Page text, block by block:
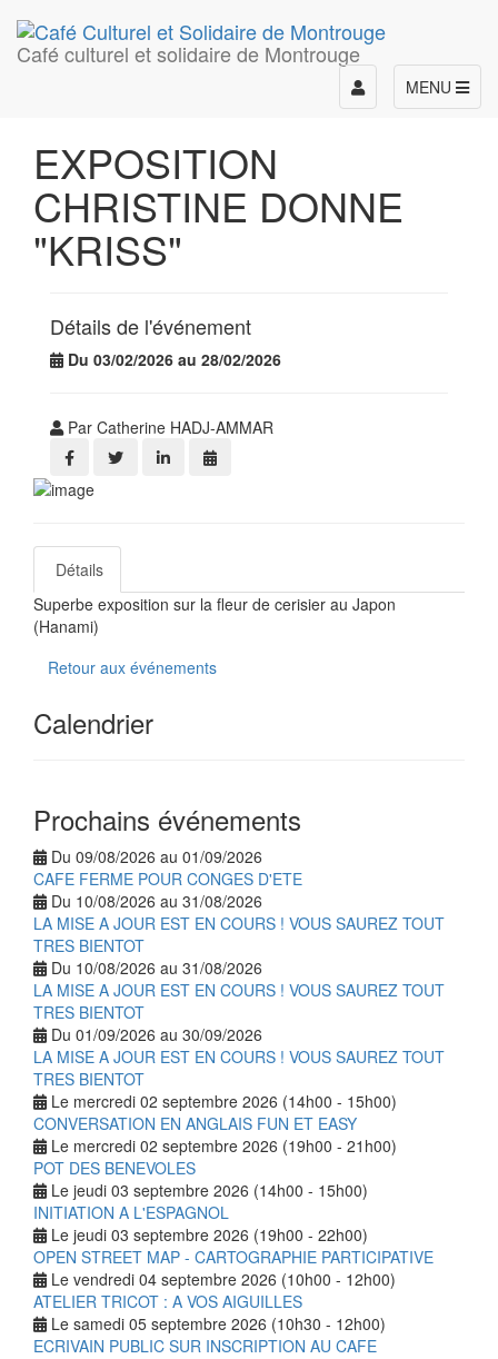
Café culturel et solidaire de Montrouge
MENU
Toggle
navigation
EXPOSITION
CHRISTINE DONNE
"KRISS"
Détails de l'événement
Du 03/02/2026 au 28/02/2026
Par Catherine HADJ-AMMAR
Détails
Superbe exposition sur la fleur de cerisier au Japon
(Hanami)
Retour aux événements
Calendrier
Prochains événements
Du 09/08/2026 au 01/09/2026
CAFE FERME POUR CONGES D'ETE
Du 10/08/2026 au 31/08/2026
LA MISE A JOUR EST EN COURS ! VOUS SAUREZ TOUT
TRES BIENTOT
Du 10/08/2026 au 31/08/2026
LA MISE A JOUR EST EN COURS ! VOUS SAUREZ TOUT
TRES BIENTOT
Du 01/09/2026 au 30/09/2026
LA MISE A JOUR EST EN COURS ! VOUS SAUREZ TOUT
TRES BIENTOT
Le mercredi 02 septembre 2026 (14h00 - 15h00)
CONVERSATION EN ANGLAIS FUN ET EASY
Le mercredi 02 septembre 2026 (19h00 - 21h00)
POT DES BENEVOLES
Le jeudi 03 septembre 2026 (14h00 - 15h00)
INITIATION A L'ESPAGNOL
Le jeudi 03 septembre 2026 (19h00 - 22h00)
OPEN STREET MAP - CARTOGRAPHIE PARTICIPATIVE
Le vendredi 04 septembre 2026 (10h00 - 12h00)
ATELIER TRICOT : A VOS AIGUILLES
Le samedi 05 septembre 2026 (10h30 - 12h00)
ECRIVAIN PUBLIC SUR INSCRIPTION AU CAFE